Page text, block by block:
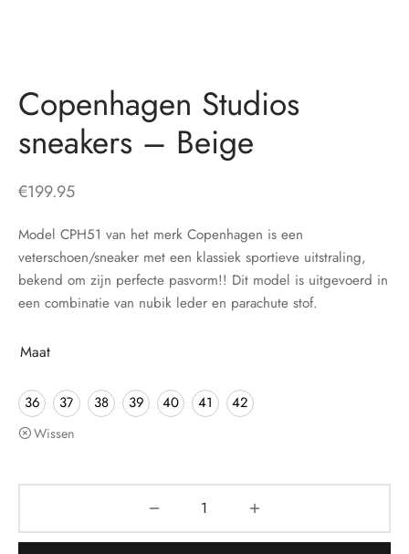
Copenhagen Studios
sneakers – Beige
€199.95
Model CPH51 van het merk Copenhagen is een
veterschoen/sneaker met een klassiek sportieve uitstraling,
bekend om zijn perfecte pasvorm!! Dit model is uitgevoerd in
een combinatie van nubik leder en parachute stof.
Maat
36 37 38 39 40 41 42
Wissen